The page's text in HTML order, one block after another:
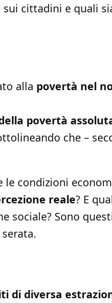
sui cittadini e quali
alla povertà nel
povertà
che –
le condizioni
reale? E
sociale? Sono
di diversa